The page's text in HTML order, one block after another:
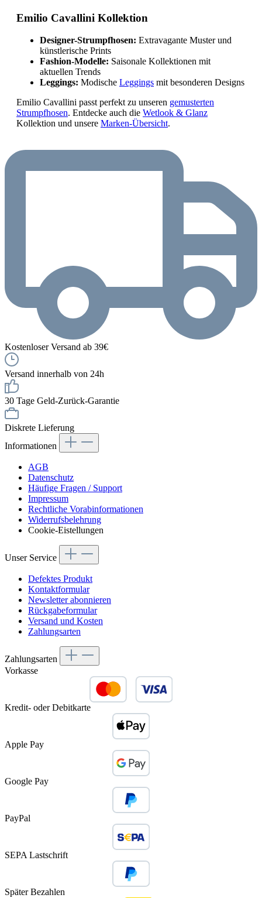
Emilio Cavallini Kollektion
Designer-Strumpfhosen: Extravagante Muster und
künstlerische Prints
Fashion-Modelle: Saisonale Kollektionen mit
aktuellen Trends
Leggings: Modische Leggings mit besonderen Designs
Emilio Cavallini passt perfekt zu unseren gemusterten
Strumpfhosen. Entdecke auch die Wetlook & Glanz
Kollektion und unsere Marken-Übersicht.
Kostenloser Versand ab 39€
Versand innerhalb von 24h
30 Tage Geld-Zurück-Garantie
Diskrete Lieferung
Informationen
AGB
Datenschutz
Häufige Fragen / Support
Impressum
Rechtliche Vorabinformationen
Widerrufsbelehrung
Cookie-Eistellungen
Unser Service
Defektes Produkt
Kontaktformular
Newsletter abonnieren
Rückgabeformular
Versand und Kosten
Zahlungsarten
Zahlungsarten
Vorkasse
Kredit- oder Debitkarte
Apple Pay
Google Pay
PayPal
SEPA Lastschrift
Später Bezahlen